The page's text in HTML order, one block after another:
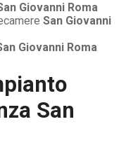
Giovanni Roma
San Giovanni
Giovanni Roma
San